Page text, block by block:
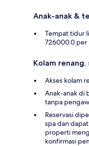
Anak-anak &
Tempat tidur
726000.0 per
Kolam renang,
Akses kolam
Anak-anak di
tanpa
Reservasi
spa dan
properti
konfirmasi